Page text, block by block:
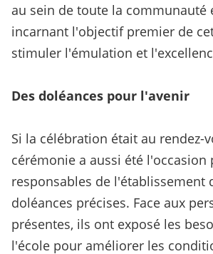
au sein de toute la communauté
incarnant l'objectif premier de
stimuler l'émulation et
Des doléances pour l'avenir
Si la célébration était au rendez-
cérémonie a aussi été l'occasion
responsables de l'établissement
doléances précises. Face aux
présentes, ils ont exposé les
l'école pour améliorer les